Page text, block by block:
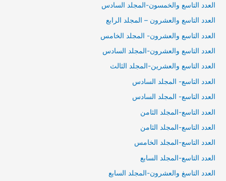
العدد التاسع والخمسون-المجلد السادس
العدد التاسع والعشرون – المجلد الرابع
العدد التاسع والعشرون- المجلد الخامس
العدد التاسع والعشرون-المجلد السادس
العدد التاسع والعشرين-المجلد الثالث
العدد التاسع- المجلد السادس
العدد التاسع- المجلد السادس
العدد التاسع-المجلد الثامن
العدد التاسع-المجلد الثامن
العدد التاسع-المجلد الخامس
العدد التاسع-المجلد السابع
العدد التاسغ والعشرون-المجلد السابع